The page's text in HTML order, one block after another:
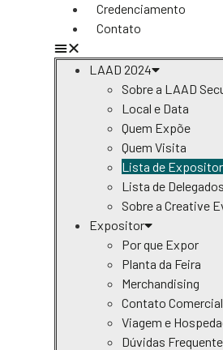
Credenciamento
Contato
LAAD 2024
Sobre a LAAD
Local e Data
Quem Expõe
Quem Visita
Lista de
Lista de Delegados
Sobre a Creative
Expositor
Por que Expor
Planta da Feira
Merchandising
Contato Comercial
Viagem e
Dúvidas